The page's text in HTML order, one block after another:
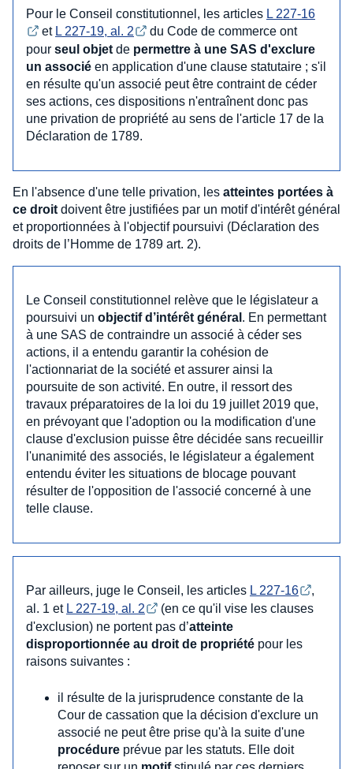
Pour le Conseil constitutionnel, les articles L 227-16
et L 227-19, al. 2
du Code de commerce ont
pour seul objet de permettre à une SAS d'exclure
un associé en application d'une clause statutaire ; s'il
en résulte qu'un associé peut être contraint de céder
ses actions, ces dispositions n'entraînent donc pas
une privation de propriété au sens de l'article 17 de la
Déclaration de 1789.
En l'absence d'une telle privation, les atteintes portées à
ce droit doivent être justifiées par un motif d'intérêt général
et proportionnées à l'objectif poursuivi (Déclaration des
droits de l’Homme de 1789 art. 2).
Le Conseil constitutionnel relève que le législateur a
poursuivi un objectif d’intérêt général . En permettant
à une SAS de contraindre un associé à céder ses
actions, il a entendu garantir la cohésion de
l'actionnariat de la société et assurer ainsi la
poursuite de son activité. En outre, il ressort des
travaux préparatoires de la loi du 19 juillet 2019 que,
en prévoyant que l'adoption ou la modification d'une
clause d'exclusion puisse être décidée sans recueillir
l'unanimité des associés, le législateur a également
entendu éviter les situations de blocage pouvant
résulter de l'opposition de l'associé concerné à une
telle clause.
Par ailleurs, juge le Conseil, les articles L 227-16
,
al. 1 et L 227-19, al. 2
(en ce qu'il vise les clauses
d'exclusion) ne portent pas d’atteinte
disproportionnée au droit de propriété pour les
raisons suivantes :
il résulte de la jurisprudence constante de la
Cour de cassation que la décision d'exclure un
associé ne peut être prise qu'à la suite d'une
procédure prévue par les statuts. Elle doit